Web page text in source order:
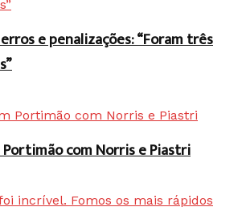
e penalizações: “Foram três
com Norris e Piastri